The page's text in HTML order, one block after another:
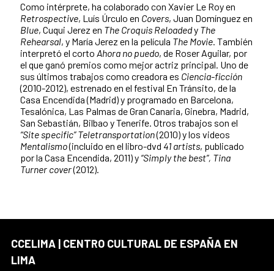
Como intérprete, ha colaborado con Xavier Le Roy en
Retrospective, Luís Úrculo en Covers, Juan Domínguez en
Blue, Cuqui Jerez en The Croquis Reloadedy The
Rehearsal, y María Jerez en la película The Movie. También
interpretó el corto Ahora no puedo, de Roser Aguilar, por
el que ganó premios como mejor actriz principal. Uno de
sus últimos trabajos como creadora es Ciencia-ficción
(2010-2012), estrenado en el festival En Tránsito, de la
Casa Encendida (Madrid) y programado en Barcelona,
Tesalónica, Las Palmas de Gran Canaria, Ginebra, Madrid,
San Sebastián, Bilbao y Tenerife. Otros trabajos son el
“Site specific” Teletransportation(2010) y los videos
Mentalismo(incluido en el libro-dvd 41 artists, publicado
por la Casa Encendida, 2011) y“Simply the best”, Tina
Turner cover(2012).
CCELIMA | CENTRO CULTURAL DE ESPAÑA EN
LIMA